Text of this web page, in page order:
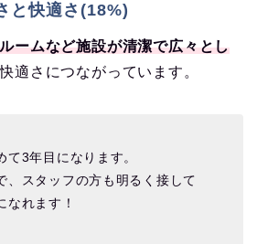
と快適さ(18%)
ームなど施設が清潔で広々とし
適さにつながっています。
て3年目になります。
、スタッフの方も明るく接して
なれます！